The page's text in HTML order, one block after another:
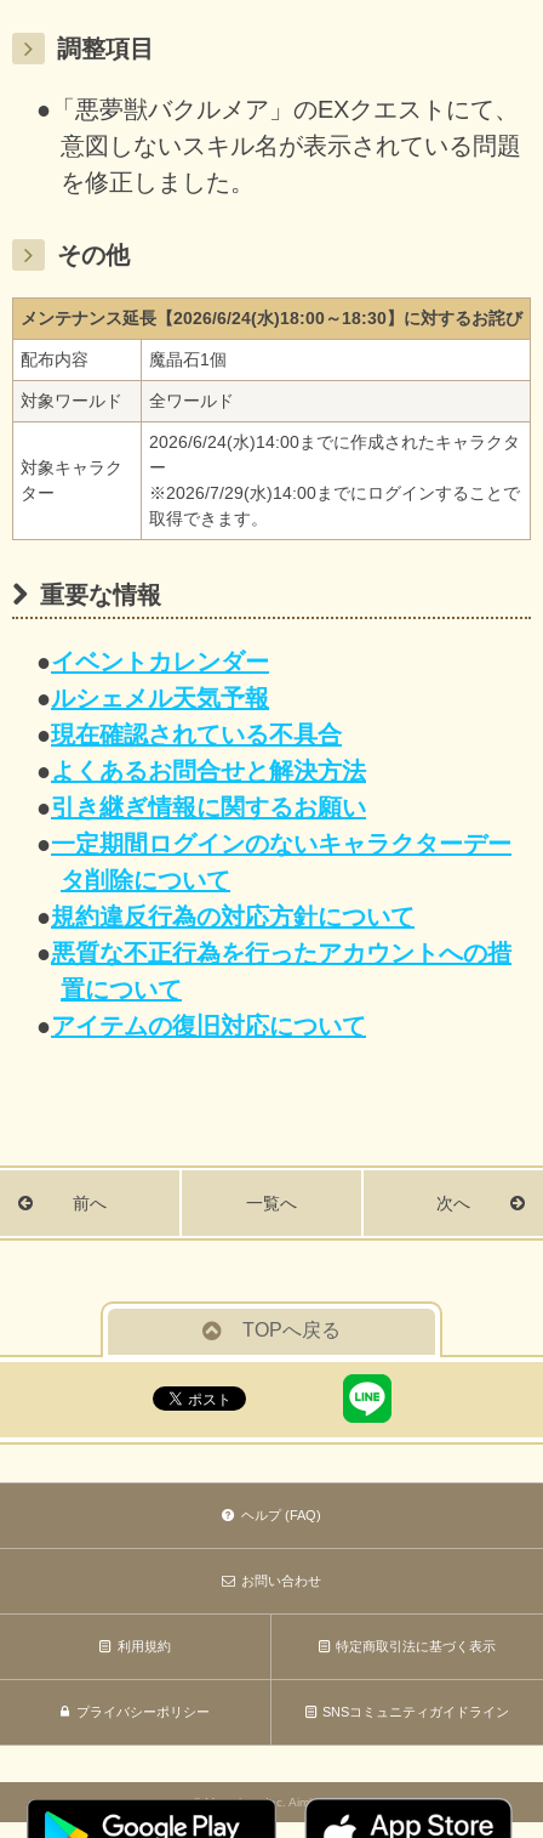
調整項目
●「悪夢獣バクルメア」のEXクエストにて、
意図しないスキル名が表示されている問題
を修正しました。
その他
メンテナンス延長【2026/6/24(水)18:00～18:30】に対するお詫び
配布内容 魔晶石1個
対象ワールド 全ワールド
対象キャラク
ター
2026/6/24(水)14:00までに作成されたキャラクタ
ー
※2026/7/29(水)14:00までにログインすることで
取得できます。
重要な情報
●イベントカレンダー
●ルシェメル天気予報
●現在確認されている不具合
●よくあるお問合せと解決方法
●引き継ぎ情報に関するお願い
●一定期間ログインのないキャラクターデー
タ削除について
●規約違反行為の対応方針について
●悪質な不正行為を行ったアカウントへの措
置について
●アイテムの復旧対応について
前へ 一覧へ 次へ
TOPへ戻る
ヘルプ (FAQ)
お問い合わせ
利用規約 特定商取引法に基づく表示
プライバシーポリシー SNSコミュニティガイドライン
© Marvelous Inc. Aiming Inc.